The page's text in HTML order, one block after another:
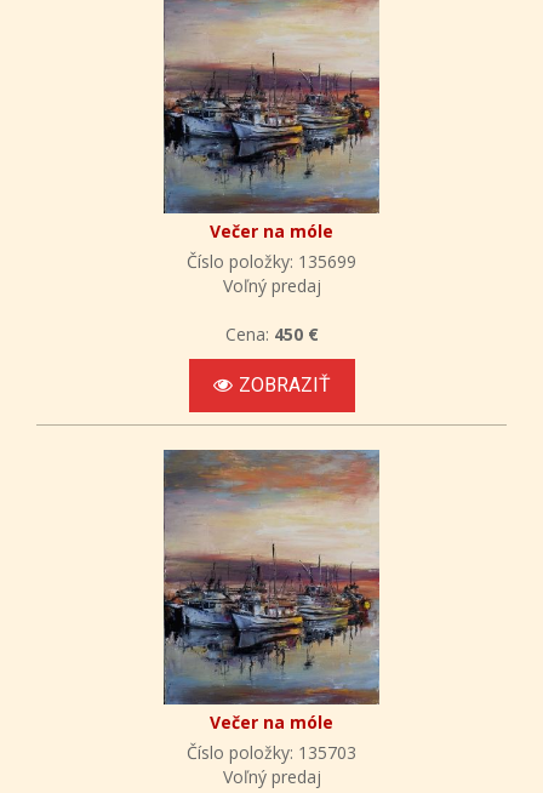
Večer na móle
Číslo položky: 135699
Voľný predaj
Cena: 450 €
ZOBRAZIŤ
Večer na móle
Číslo položky: 135703
Voľný predaj